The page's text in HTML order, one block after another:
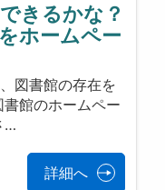
きるかな？
ホームペー
図書館の存在を
館のホームペー
…
詳細へ